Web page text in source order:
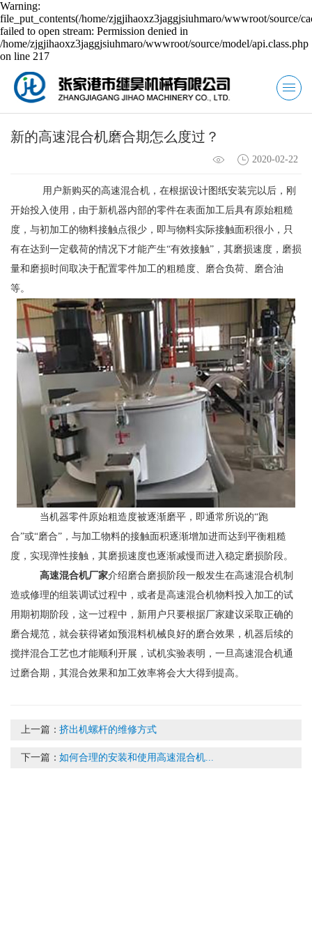
Warning:
file_put_contents(/home/zjgjihaoxz3jaggjsiuhmaro/wwwroot/source/
failed to open stream: Permission denied in
/home/zjgjihaoxz3jaggjsiuhmaro/wwwroot/source/model/api.class.php
on line 217
新的高速混合机磨合期怎么度过？
2020-02-22
用户新购买的高速混合机，在根据设计图纸安装完以后，刚
开始投入使用，由于新机器内部的零件在表面加工后具有原始粗糙
度，与初加工的物料接触点很少，即与物料实际接触面积很小，只
有在达到一定载荷的情况下才能产生“有效接触”，其磨损速度，磨损
量和磨损时间取决于配置零件加工的粗糙度、磨合负荷、磨合油
等。
当机器零件原始粗造度被逐渐磨平，即通常所说的“跑
合”或“磨合”，与加工物料的接触面积逐渐增加进而达到平衡粗糙
度，实现弹性接触，其磨损速度也逐渐减慢而进入稳定磨损阶段。
高速混合机厂家介绍磨合磨损阶段一般发生在高速混合机制
造或修理的组装调试过程中，或者是高速混合机物料投入加工的试
用期初期阶段，这一过程中，新用户只要根据厂家建议采取正确的
磨合规范，就会获得诸如预混料机械良好的磨合效果，机器后续的
搅拌混合工艺也才能顺利开展，试机实验表明，一旦高速混合机通
过磨合期，其混合效果和加工效率将会大大得到提高。
上一篇：挤出机螺杆的维修方式
下一篇：如何合理的安装和使用高速混合机...